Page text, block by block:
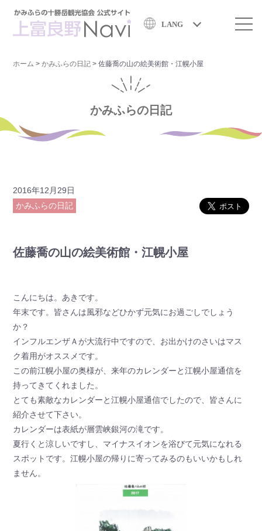
LANG
ホーム >かみふらの日記 >佐藤喬の山の絵美術館・江幌小屋
かみふらの日記
2016年12月29日
かみふらの日記
佐藤喬の山の絵美術館・江幌小屋
こんにちは。あきです。
年末です。皆さんは風邪などひかず元気にお過ごしでしょう
か？
インフルエンザＡが大流行中ですので、お出かけのさいはマス
ク着用がオススメです。
この前江幌小屋の奥様が、来年のカレンダーと江幌小屋通信を
持ってきてくれました。
とても素敵なカレンダーと江幌小屋通信でしたので、皆さんに
紹介させて下さい。
カレンダーは表紙が層雲峡銀河の滝です。
夏行くと涼しいですし、マイナスイオンを浴びて元気になれる
スポットです。江幌小屋の帰りに寄ってみるのもいいかもしれ
ません。